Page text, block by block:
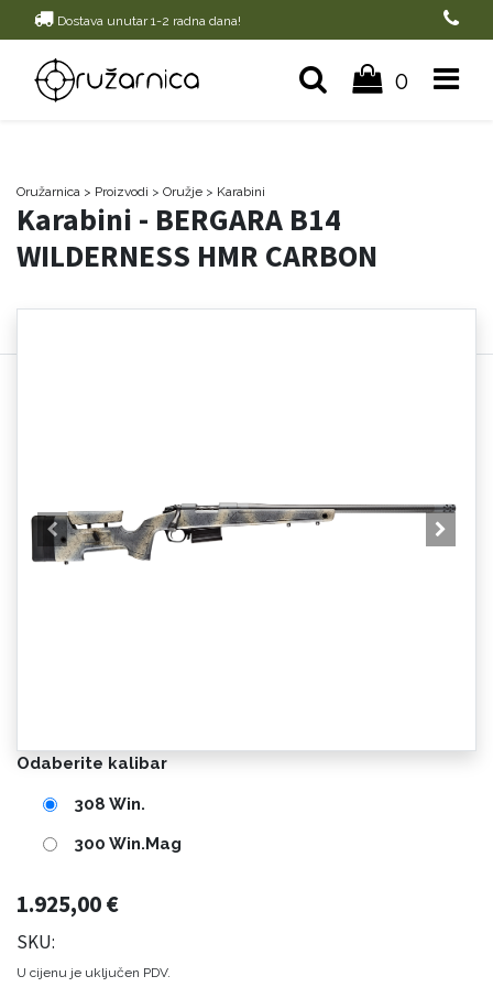
Dostava unutar 1-2 radna dana!
0
Oružarnica > Proizvodi > Oružje > Karabini
Karabini - BERGARA B14
WILDERNESS HMR CARBON
Odaberite kalibar
308 Win.
300 Win.Mag
1.925,00€
SKU:
U cijenu je uključen PDV.